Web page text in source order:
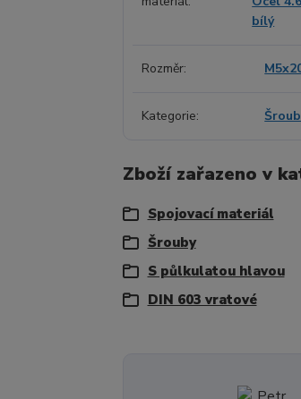
bílý
Rozměr
Kategorie
Zboží zařazeno v
Spojovací materiál
Šrouby
S půlkulatou hlavou
DIN 603 vratové